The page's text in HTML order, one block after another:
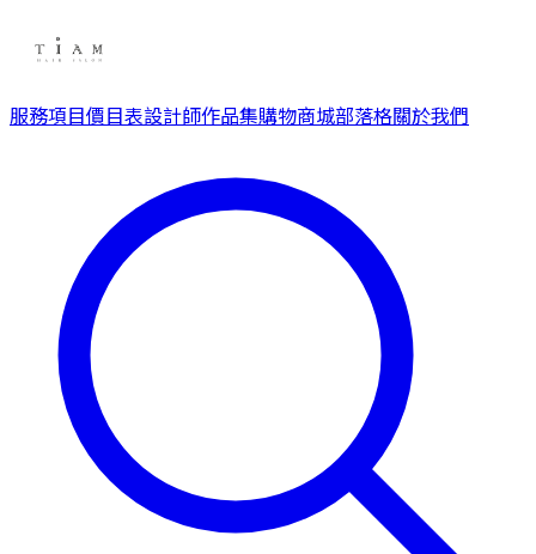
服務項目價目表設計師作品集購物商城部落格關於我們